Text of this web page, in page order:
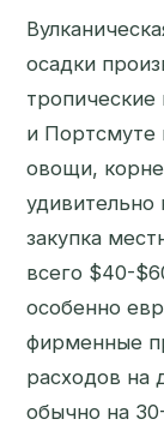
осадки
и Портсмуте
овощи,
закупка
всего $40-
особенно
фирменные
расходов на
обычно на